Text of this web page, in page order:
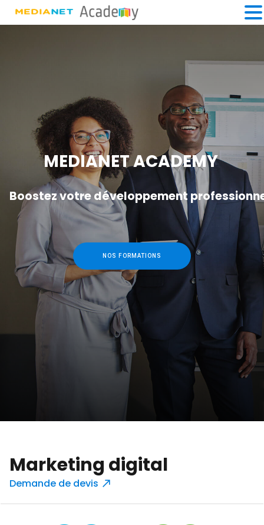
NOS FORMATIONS
MEDIANET ACADEMY
Boostez votre développement
Marketing digital
Demande de devis